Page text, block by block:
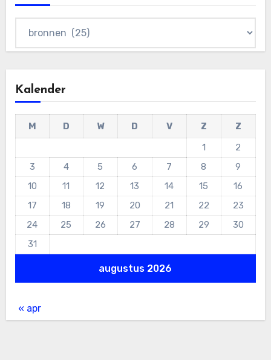
Kalender
augustus 2026
M D W D V Z
Z
1
2
3
4 5 6 7 8
9
10
11 12 13 14 15
16
17
18 19 20 21 22
23
24
25 26 27 28 29
30
31
« apr